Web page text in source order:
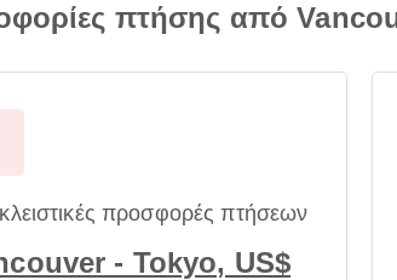
πτήσης από
προσφορές πτήσεων
- Tokyo, US$